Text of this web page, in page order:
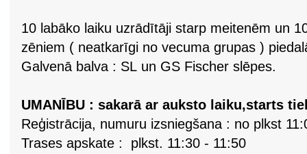
10 labāko laiku uzrādītāji starp meitenēm un
zēniem ( neatkarīgi no vecuma grupas )
Galvenā balva : SL un GS Fischer slēpes.
UMANĪBU : sakarā ar auksto laiku,starts
Reģistrācija, numuru izsniegšana : no plkst
Trases apskate : plkst. 11:30 - 11:50